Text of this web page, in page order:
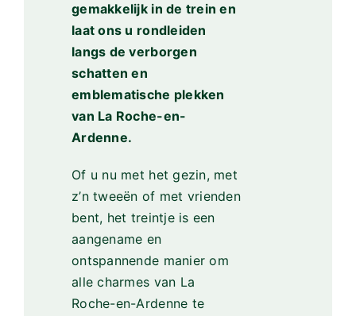
gemakkelijk in de trein en
laat ons u rondleiden
langs de verborgen
schatten en
emblematische plekken
van La Roche-en-
Ardenne.
Of u nu met het gezin, met
z’n tweeën of met vrienden
bent, het treintje is een
aangename en
ontspannende manier om
alle charmes van La
Roche-en-Ardenne te